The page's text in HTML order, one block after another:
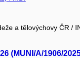
a tělovýchovy ČR /
(MUNI/A/1906/